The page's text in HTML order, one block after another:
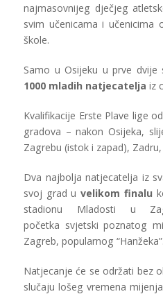
najmasovnijeg dječjeg
svim učenicama i učenicima
škole.
Samo u Osijeku u prve dvije
1000 mladih natjecatelja iz
Kvalifikacije Erste Plave lige
gradova – nakon Osijeka,
Zagrebu (istok i zapad),
Dva najbolja natjecatelja iz
svoj grad uvelikom finalu
stadionu Mladosti u
početka svjetski poznatog
Zagreb, popularnog “Hanžeka”.
Natjecanje će se održati bez
slučaju lošeg vremena